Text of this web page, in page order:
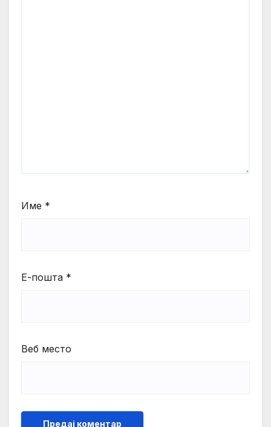
Име *
Е-пошта *
Веб место